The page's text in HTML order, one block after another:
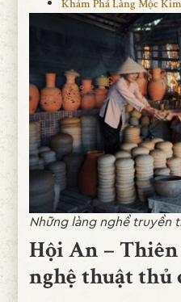
Khám Phá Làng Mộc
Những làng nghề truyền
Hội An –
nghệ thuật thủ